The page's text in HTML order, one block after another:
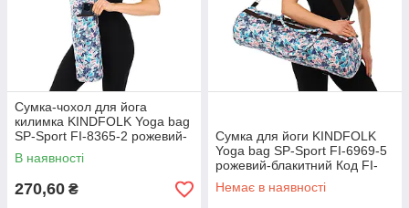
Сумка-чохол для йога
килимка KINDFOLK Yoga bag
SP-Sport FI-8365-2 рожевий-
блакитний Код FI-8365-2
В наявності
270,60 ₴
Сумка для йоги KINDFOLK
Yoga bag SP-Sport FI-6969-5
рожевий-блакитний Код FI-
6969-5
Немає в наявності